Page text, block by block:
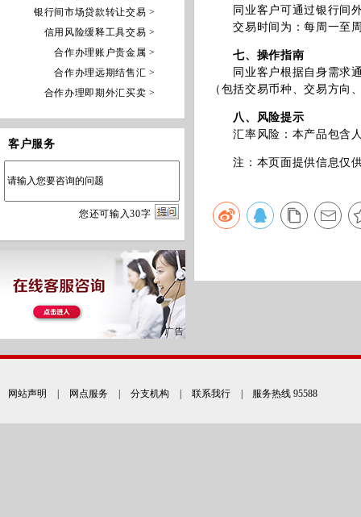
银行间市场贷款转让交易 >
信用风险缓释工具交易 >
合作办理账户贵金属 >
合作办理远期结售汇 >
合作办理即期外汇买卖 >
客户服务
您还可输入30字
同业客户可通过银行间外
交易时间为：每周一至周
七、操作指南
同业客户根据自身需求通
（包括交易币种、交易方向
八、风险提示
汇率风险：本产品包含人
注：本页面提供信息仅供
网站声明 网点服务 分支机构 联系我行 | 服务热线 95588